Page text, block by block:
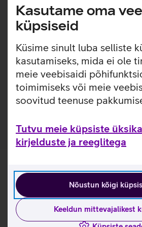
Kasutame oma
küpsiseid
Küsime sinult luba selliste
kasutamiseks, mida ei ole
meie veebisaidi
toimimiseks või meie
soovitud teenuse
Tutvu meie küpsiste
kirjelduste ja reeglitega
Nõustun kõigi
Keeldun mittevajalikest
loodud eesmärgiga pikendada
välimust. Karastatud klaas toimib
telefoni löökide eest ja pakkudes
funktsionaalsust ja välimust.
spetsiaalse kihiga, mis vähendab
klaasile.
Pakendis on kaasas raam, mis
paigalduse mugavamaks.